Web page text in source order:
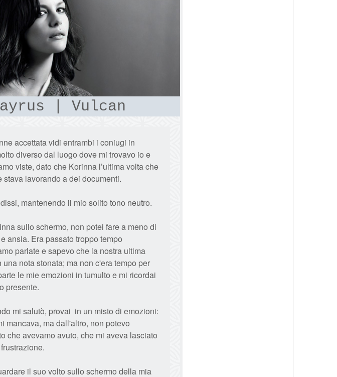
| Vulcan
accettata vidi entrambi i coniugi in
diverso dal luogo dove mi trovavo io e
viste, dato che Korinna l’ultima volta che
lavorando a dei documenti.
mantenendo il mio solito tono neutro.
sullo schermo, non potei fare a meno di
ansia. Era passato troppo tempo
parlate e sapevo che la nostra ultima
nota stonata; ma non c'era tempo per
le mie emozioni in tumulto e mi ricordai
presente.
mi salutò, provai in un misto di emozioni:
mancava, ma dall'altro, non potevo
che avevamo avuto, che mi aveva lasciato
il suo volto sullo schermo della mia